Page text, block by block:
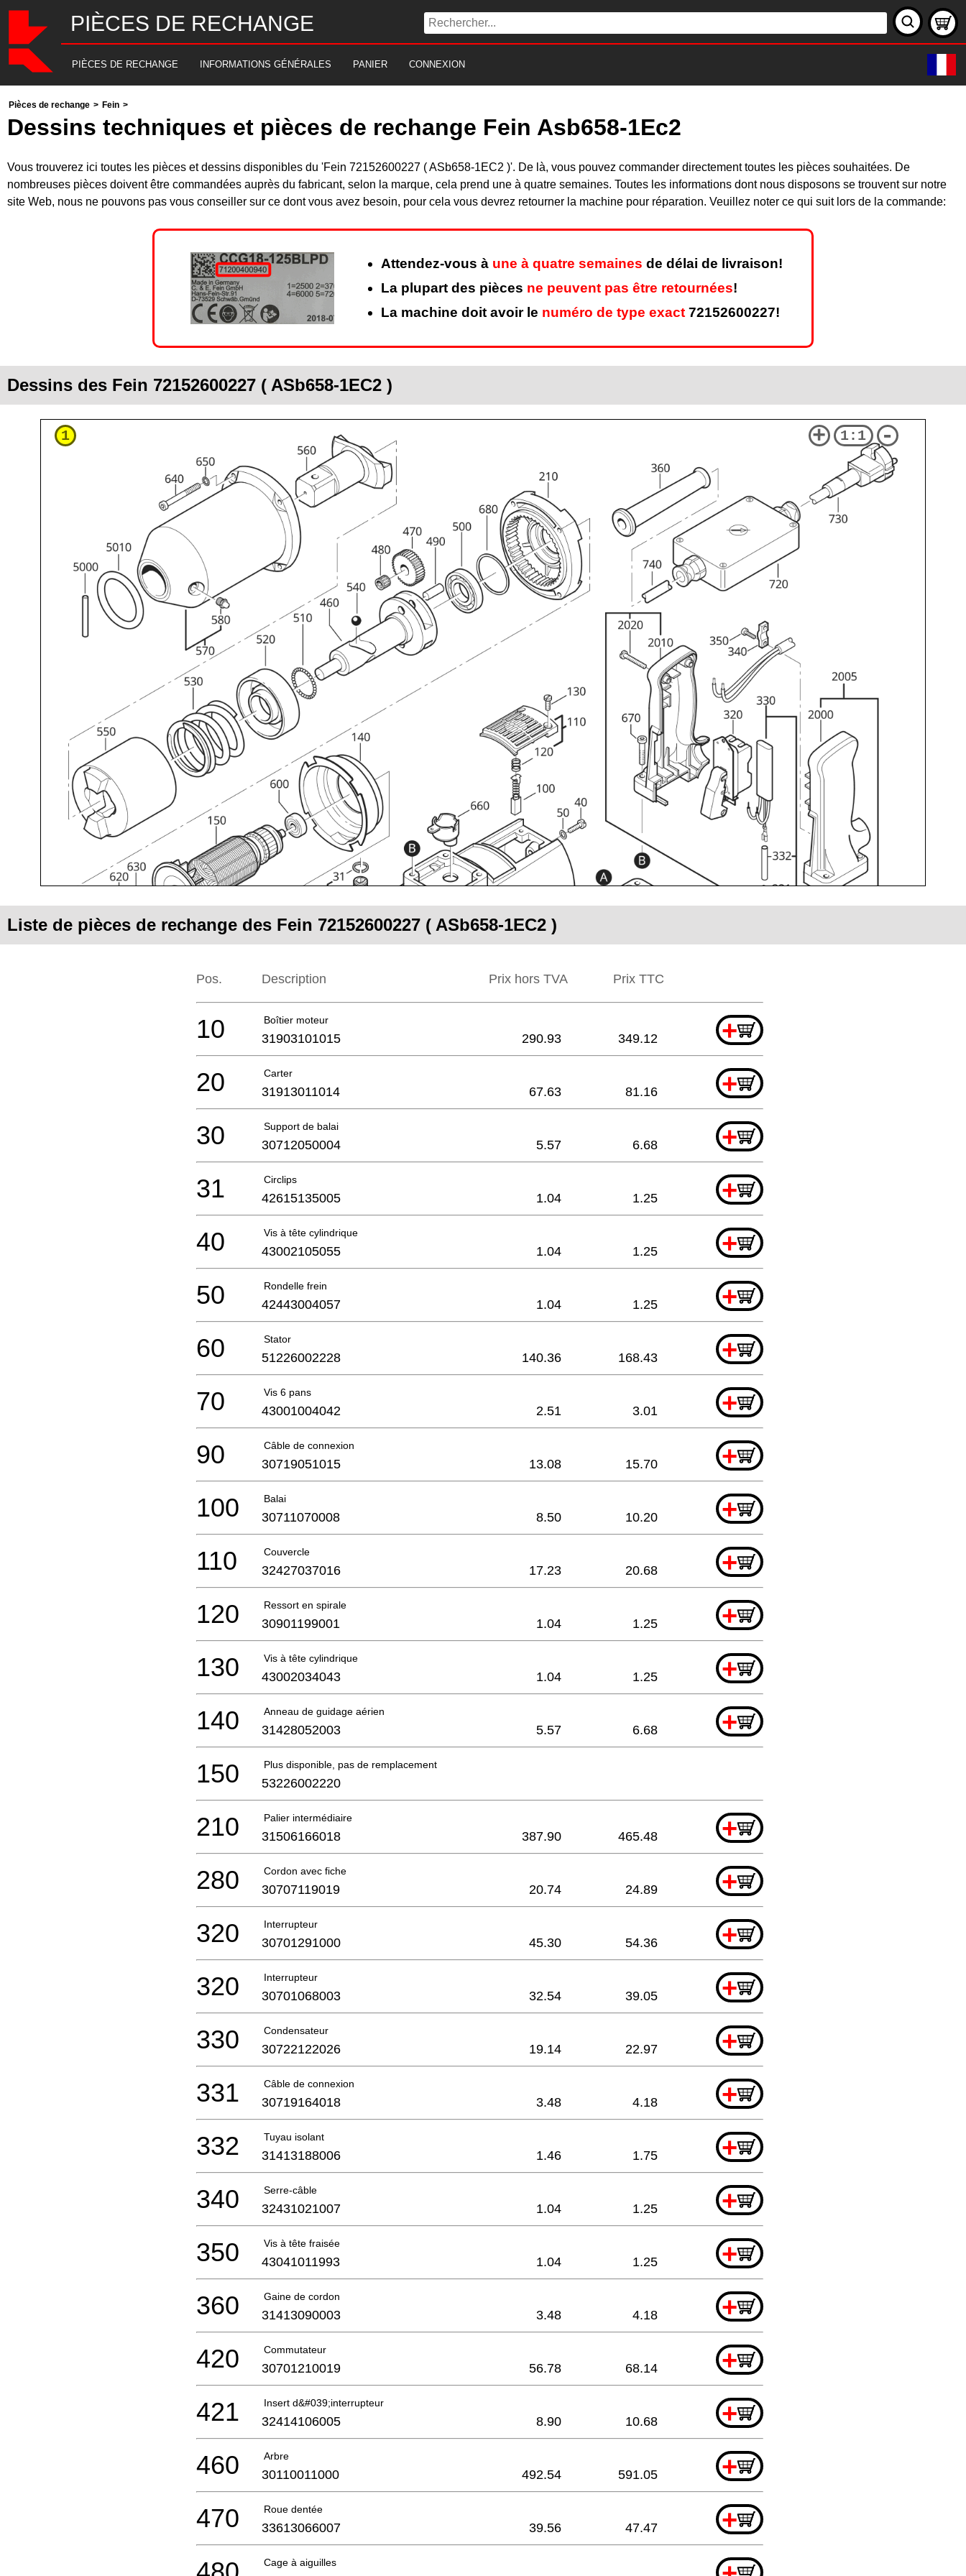
PIÈCES DE RECHANGE
PIÈCES DE RECHANGE INFORMATIONS GÉNÉRALES PANIER CONNEXION
Pièces de rechange > Fein >
Dessins techniques et pièces de rechange Fein Asb658-1Ec2
Vous trouverez ici toutes les pièces et dessins disponibles du 'Fein 72152600227 ( ASb658-1EC2 )'. De là, vous pouvez commander directement toutes les pièces souhaitées. De
nombreuses pièces doivent être commandées auprès du fabricant, selon la marque, cela prend une à quatre semaines. Toutes les informations dont nous disposons se trouvent sur notre
site Web, nous ne pouvons pas vous conseiller sur ce dont vous avez besoin, pour cela vous devrez retourner la machine pour réparation. Veuillez noter ce qui suit lors de la commande:
Attendez-vous à une à quatre semaines de délai de livraison!
La plupart des pièces ne peuvent pas être retournées!
La machine doit avoir le numéro de type exact 72152600227!
Dessins des Fein 72152600227 ( ASb658-1EC2 )
1 + 1:1 -
Liste de pièces de rechange des Fein 72152600227 ( ASb658-1EC2 )
Pos. Description Prix hors TVA Prix ​​TTC
Boîtier moteur +
10 31903101015 290.93 349.12
Carter +
20 31913011014 67.63 81.16
Support de balai +
30 30712050004 5.57 6.68
Circlips +
31 42615135005 1.04 1.25
Vis à tête cylindrique +
40 43002105055 1.04 1.25
Rondelle frein +
50 42443004057 1.04 1.25
Stator +
60 51226002228 140.36 168.43
Vis 6 pans +
70 43001004042 2.51 3.01
Câble de connexion +
90 30719051015 13.08 15.70
Balai +
100 30711070008 8.50 10.20
Couvercle +
110 32427037016 17.23 20.68
Ressort en spirale +
120 30901199001 1.04 1.25
Vis à tête cylindrique +
130 43002034043 1.04 1.25
Anneau de guidage aérien +
140 31428052003 5.57 6.68
Plus disponible, pas de remplacement
150 53226002220
Palier intermédiaire +
210 31506166018 387.90 465.48
Cordon avec fiche +
280 30707119019 20.74 24.89
Interrupteur +
320 30701291000 45.30 54.36
Interrupteur +
320 30701068003 32.54 39.05
Condensateur +
330 30722122026 19.14 22.97
Câble de connexion +
331 30719164018 3.48 4.18
Tuyau isolant +
332 31413188006 1.46 1.75
Serre-câble +
340 32431021007 1.04 1.25
Vis à tête fraisée +
350 43041011993 1.04 1.25
Gaine de cordon +
360 31413090003 3.48 4.18
Commutateur +
420 30701210019 56.78 68.14
Insert d&#039;interrupteur +
421 32414106005 8.90 10.68
Arbre +
460 30110011000 492.54 591.05
Roue dentée +
470 33613066007 39.56 47.47
Cage à aiguilles